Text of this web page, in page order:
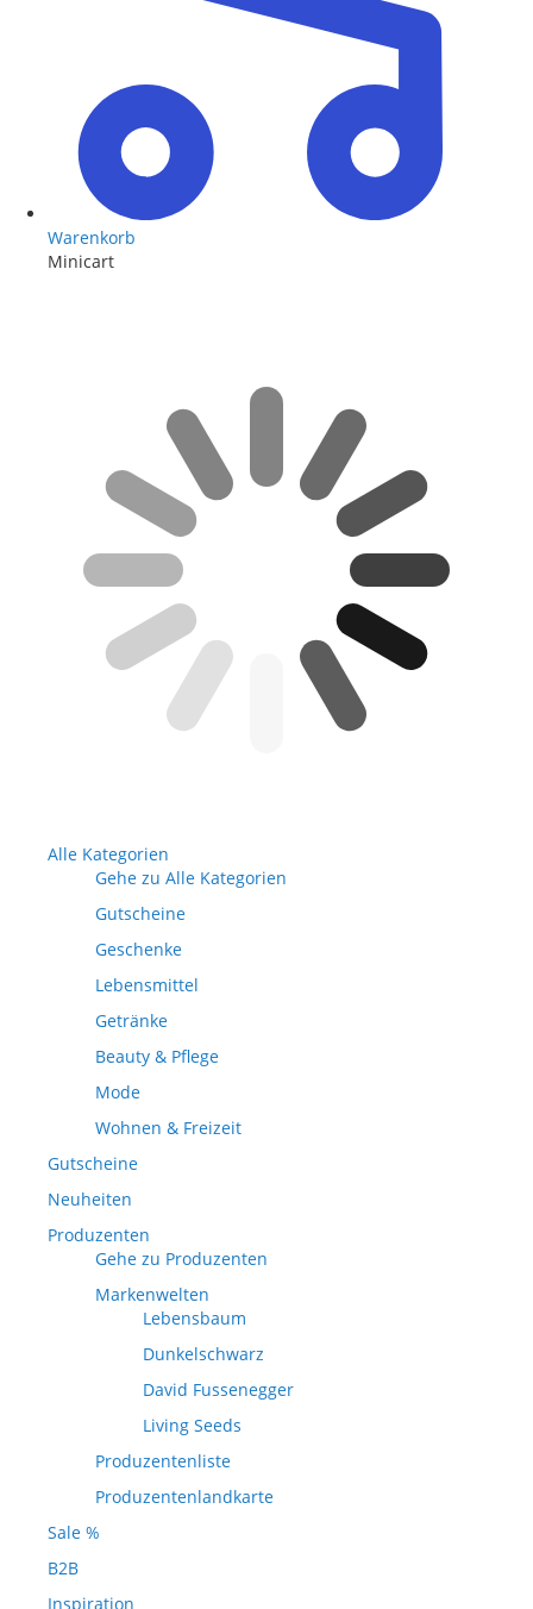
Warenkorb
Minicart
Alle Kategorien
Gehe zu Alle Kategorien
Gutscheine
Geschenke
Lebensmittel
Getränke
Beauty & Pflege
Mode
Wohnen & Freizeit
Gutscheine
Neuheiten
Produzenten
Gehe zu Produzenten
Markenwelten
Lebensbaum
Dunkelschwarz
David Fussenegger
Living Seeds
Produzentenliste
Produzentenlandkarte
Sale %
B2B
Inspiration